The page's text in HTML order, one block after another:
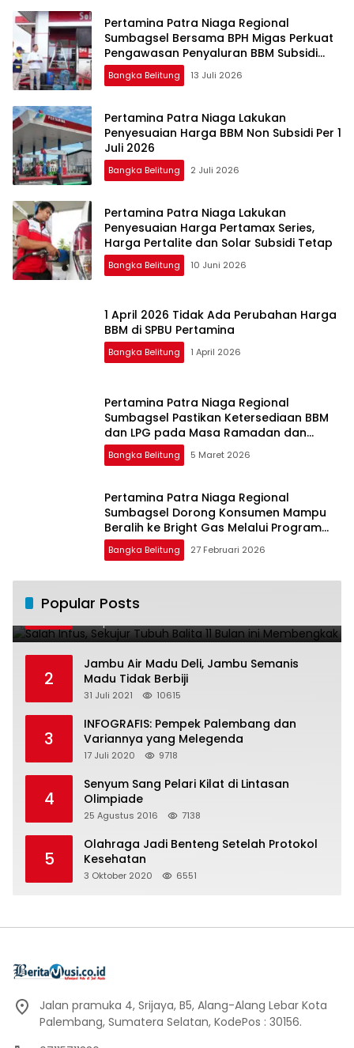
Pertamina Patra Niaga Regional
Sumbagsel Bersama BPH Migas Perkuat
Pengawasan Penyaluran BBM Subsidi
bagi Nelayan melalui Aplikasi XSTAR
Bangka Belitung 13 Juli 2026
Pertamina Patra Niaga Lakukan
Penyesuaian Harga BBM Non Subsidi Per 1
Juli 2026
Bangka Belitung 2 Juli 2026
Pertamina Patra Niaga Lakukan
Penyesuaian Harga Pertamax Series,
Harga Pertalite dan Solar Subsidi Tetap
Bangka Belitung 10 Juni 2026
1 April 2026 Tidak Ada Perubahan Harga
BBM di SPBU Pertamina
Bangka Belitung 1 April 2026
Pertamina Patra Niaga Regional
Sumbagsel Pastikan Ketersediaan BBM
dan LPG pada Masa Ramadan dan
Menjelang Idulfitri
Bangka Belitung 5 Maret 2026
Pertamina Patra Niaga Regional
Sumbagsel Dorong Konsumen Mampu
Beralih ke Bright Gas Melalui Program
Trade In di Belitung Timur
Bangka Belitung 27 Februari 2026
Popular Posts
1
ini Membengkak
28 April 2016 11022
2
Jambu Air Madu Deli, Jambu Semanis
Madu Tidak Berbiji
31 Juli 2021 10615
3
INFOGRAFIS: Pempek Palembang dan
Variannya yang Melegenda
17 Juli 2020 9718
4
Senyum Sang Pelari Kilat di Lintasan
Olimpiade
25 Agustus 2016 7138
5
Olahraga Jadi Benteng Setelah Protokol
Kesehatan
3 Oktober 2020 6551
Jalan pramuka 4, Srijaya, B5, Alang-Alang Lebar Kota
Palembang, Sumatera Selatan, KodePos : 30156.